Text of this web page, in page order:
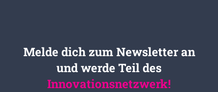
Melde dich zum Newsletter an
und werde Teil des
Innovationsnetzwerk!